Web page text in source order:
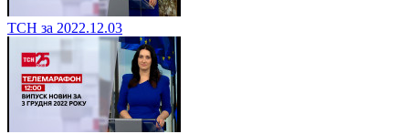
ТСН за 2022.12.03